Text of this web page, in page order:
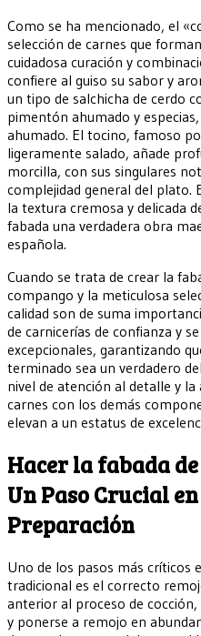
Como se ha mencionado, el
selección de carnes que
cuidadosa curación y
confiere al guiso su sabor y
un tipo de salchicha de cerdo
pimentón ahumado y
ahumado. El tocino, famoso
ligeramente salado, añade
morcilla, con sus singulares
complejidad general del plato.
la textura cremosa y delicada
fabada una verdadera obra
española.
Cuando se trata de crear la
compango y la meticulosa
calidad son de suma
de carnicerías de confianza y
excepcionales, garantizando
terminado sea un verdadero
nivel de atención al detalle y
carnes con los demás
elevan a un estatus de
Hacer la fabada
Un Paso Crucial
Preparación
Uno de los pasos más críticos
tradicional es el correcto
anterior al proceso de
y ponerse a remojo en